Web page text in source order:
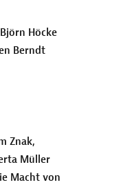
Höcke
Berndt
Znak,
Müller
Macht von